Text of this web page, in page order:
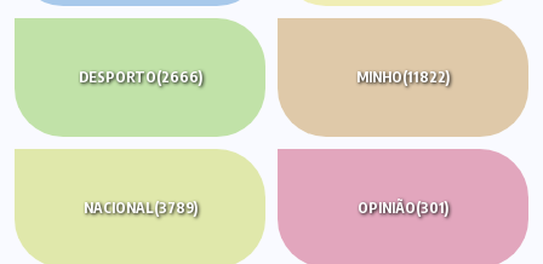
DESPORTO(2666) MINHO(11822)
NACIONAL(3789) OPINIÃO(301)